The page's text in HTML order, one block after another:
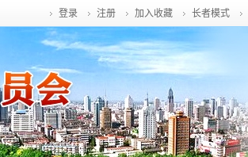
登录 注册 加入收藏 长者模式